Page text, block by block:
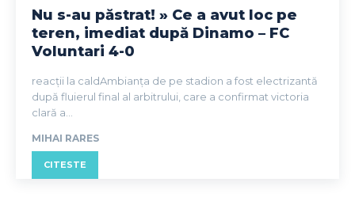
Nu s-au păstrat! » Ce a avut loc pe
teren, imediat după Dinamo – FC
Voluntari 4-0
reacții la caldAmbianța de pe stadion a fost electrizantă
după fluierul final al arbitrului, care a confirmat victoria
clară a...
MIHAI RARES
CITESTE